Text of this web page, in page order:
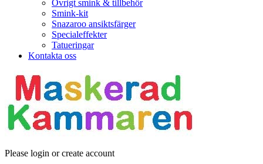
Övrigt smink & tillbehör
Smink-kit
Snazaroo ansiktsfärger
Specialeffekter
Tatueringar
Kontakta oss
Please login or create account